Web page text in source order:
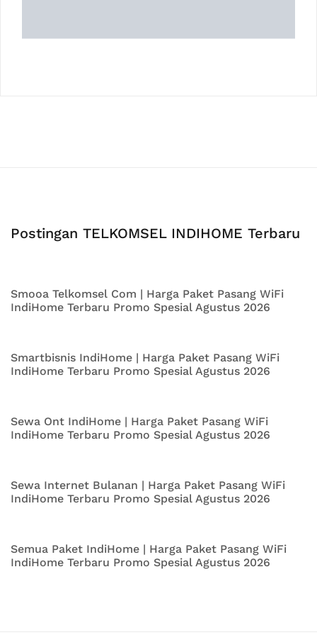
Postingan TELKOMSEL INDIHOME Terbaru
Smooa Telkomsel Com | Harga Paket Pasang WiFi
IndiHome Terbaru Promo Spesial Agustus 2026
Smartbisnis IndiHome | Harga Paket Pasang WiFi
IndiHome Terbaru Promo Spesial Agustus 2026
Sewa Ont IndiHome | Harga Paket Pasang WiFi
IndiHome Terbaru Promo Spesial Agustus 2026
Sewa Internet Bulanan | Harga Paket Pasang WiFi
IndiHome Terbaru Promo Spesial Agustus 2026
Semua Paket IndiHome | Harga Paket Pasang WiFi
IndiHome Terbaru Promo Spesial Agustus 2026